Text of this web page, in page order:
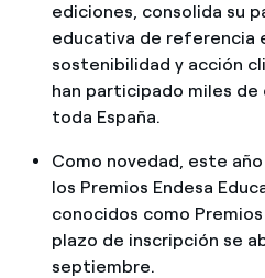
ediciones, consolida su
educativa de referencia
sostenibilidad y acción
han participado miles
toda España.
Como novedad, este
los Premios Endesa
conocidos como
plazo de inscripción se
septiembre.